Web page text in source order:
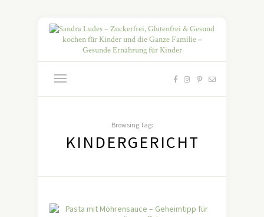
Browsing Tag:
KINDERGERICHT